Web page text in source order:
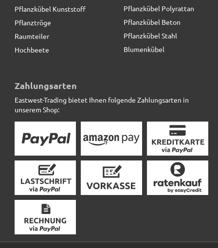
Fiberglas anthrazit
136,50 € *
Pflanzkübel Kunststoff
Pflanztröge
Raumteiler
Hochbeete
Pflanzkübel Polyrattan
Pflanzkübel Beton
Pflanzkübel Stahl
Blumenkübel
Zahlungsarten
Eastwest-Trading bietet Ihnen folgende Zahlungsarten in
unserem Shop: